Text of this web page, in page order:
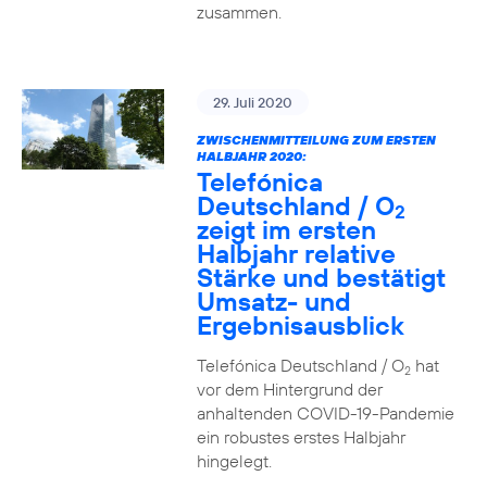
zusammen.
29. Juli 2020
ZWISCHENMITTEILUNG ZUM ERSTEN
HALBJAHR 2020:
Telefónica
Deutschland / O2
zeigt im ersten
Halbjahr relative
Stärke und bestätigt
Umsatz- und
Ergebnisausblick
Telefónica Deutschland / O2hat
vor dem Hintergrund der
anhaltenden COVID-19-Pandemie
ein robustes erstes Halbjahr
hingelegt.